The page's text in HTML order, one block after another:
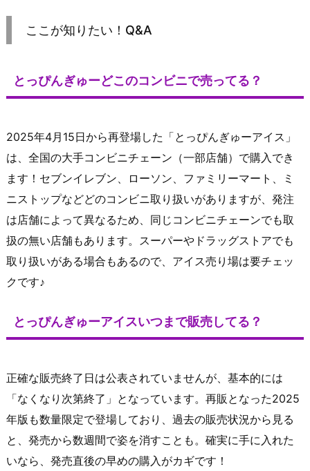
ここが知りたい！Q&A
とっぴんぎゅーどこのコンビニで売ってる？
2025年4月15日から再登場した「とっぴんぎゅーアイス」
は、全国の大手コンビニチェーン（一部店舗）で購入でき
ます！セブンイレブン、ローソン、ファミリーマート、ミ
ニストップなどどのコンビニ取り扱いがありますが、発注
は店舗によって異なるため、同じコンビニチェーンでも取
扱の無い店舗もあります。スーパーやドラッグストアでも
取り扱いがある場合もあるので、アイス売り場は要チェッ
クです♪
とっぴんぎゅーアイスいつまで販売してる？
正確な販売終了日は公表されていませんが、基本的には
「なくなり次第終了」となっています。再販となった2025
年版も数量限定で登場しており、過去の販売状況から見る
と、発売から数週間で姿を消すことも。確実に手に入れた
いなら、発売直後の早めの購入がカギです！